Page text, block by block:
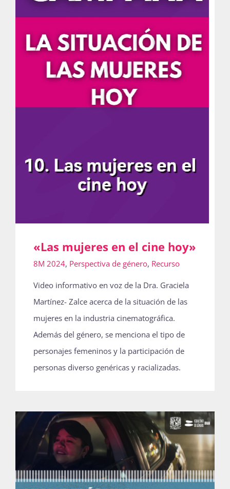
«Las mujeres en el cine hoy»
8M 2024, Perspectiva de género, Recurso
Video informativo en voz de la Dra. Graciela
Martínez- Zalce acerca de la situación de las
mujeres en la industria cinematográfica.
Además del género, se menciona el tipo de
personajes femeninos y la participación de
personas diverso genéricas y racializadas.